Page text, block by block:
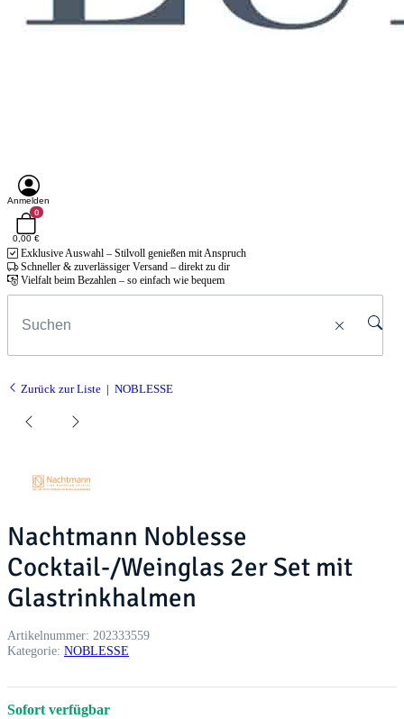
Anmelden
0
0,00 €
Exklusive Auswahl – Stilvoll genießen mit Anspruch
Schneller & zuverlässiger Versand – direkt zu dir
Vielfalt beim Bezahlen – so einfach wie bequem
Zurück zur Liste NOBLESSE
Nachtmann Noblesse
Cocktail-/Weinglas 2er Set mit
Glastrinkhalmen
Artikelnummer: 202333559
Kategorie: NOBLESSE
Sofort verfügbar